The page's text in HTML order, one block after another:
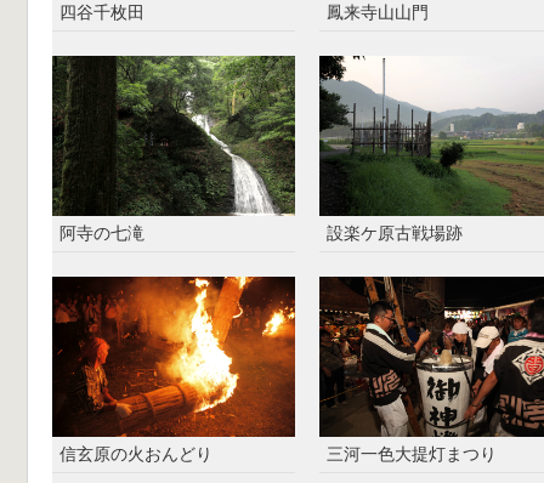
四谷千枚田 鳳来寺山山門
阿寺の七滝 設楽ケ原古戦場跡
信玄原の火おんどり 三河一色大提灯まつり